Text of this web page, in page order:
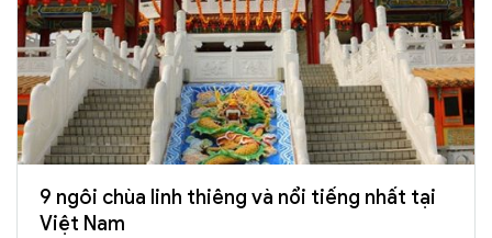
9 ngôi chùa linh thiêng và nổi tiếng nhất tại
Việt Nam